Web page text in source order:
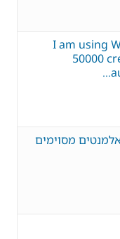
I am using
50000
מסוימים